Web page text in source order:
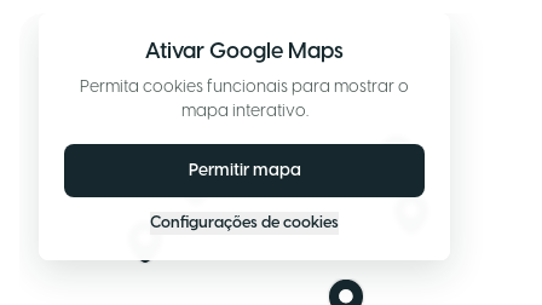
Ativar Google Maps
Permita cookies funcionais para mostrar o
mapa interativo.
Permitir mapa
Configurações de cookies